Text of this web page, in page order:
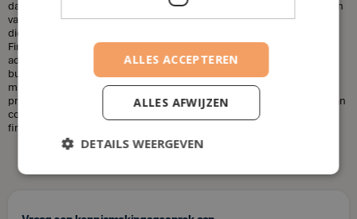
dat financieel adviseurs duur zijn. Dit is niet altijd het geval. De kosten
van een financieel adviseur kunnen variëren, afhankelijk van de
diensten die u nodig heeft en uw financiële situatie. Bij House of
Finance bieden wij betaalbare tarieven voor onze financiële
adviesdiensten, zodat u uw financiën kunt optimaliseren zonder uw
budget te overschrijden. Kortom, laat u niet misleiden door de
misvattingen over financieel adviseurs. Als u op zoek bent naar
professioneel en betrouwbaar financieel advies in Gelinden, neem dan
contact op met House of Finance. Wij staan klaar om u te helpen uw
financiële doelen te bereiken.
ALLES ACCEPTEREN
ALLES AFWIJZEN
DETAILS WEERGEVEN